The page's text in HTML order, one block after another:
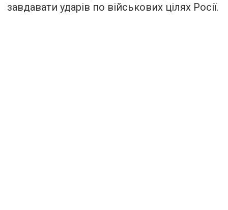
завдавати ударів по військових цілях Росії.